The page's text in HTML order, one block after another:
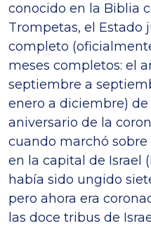
conocido en la Biblia
Trompetas, el Estado
completo
meses completos: el
septiembre a
enero a diciembre) de
aniversario de la
cuando marchó
en la capital de Israel
había sido ungido
pero ahora era
las doce tribus de